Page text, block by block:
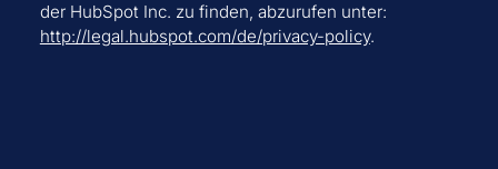
der HubSpot Inc. zu finden, abzurufen unter:
http://legal.hubspot.com/de/privacy-policy.